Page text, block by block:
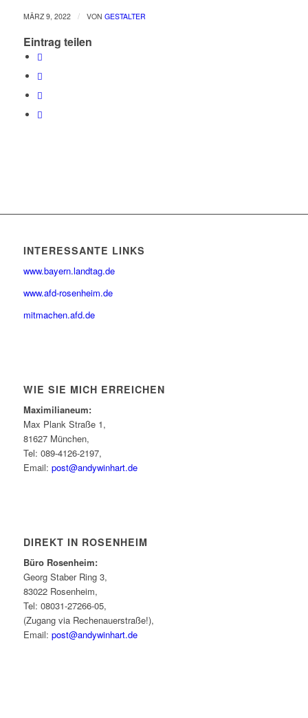
MÄRZ 9, 2022 / VON GESTALTER
Eintrag teilen
INTERESSANTE LINKS
www.bayern.landtag.de
www.afd-rosenheim.de
mitmachen.afd.de
WIE SIE MICH ERREICHEN
Maximilianeum:
Max Plank Straße 1,
81627 München,
Tel: 089-4126-2197,
Email: post@andywinhart.de
DIREKT IN ROSENHEIM
Büro Rosenheim:
Georg Staber Ring 3,
83022 Rosenheim,
Tel: 08031-27266-05,
(Zugang via Rechenauerstraße!),
Email: post@andywinhart.de